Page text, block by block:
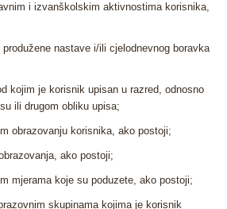
i izvanškolskim aktivnostima korisnika,
nastave i/ili cjelodnevnog boravka
kojim je korisnik upisan u razred, odnosno
ili drugom obliku upisa;
obrazovanju korisnika, ako postoji;
ako postoji;
mjerama koje su poduzete, ako postoji;
skupinama kojima je korisnik